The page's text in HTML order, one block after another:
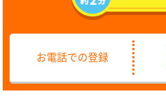
お電話での登録